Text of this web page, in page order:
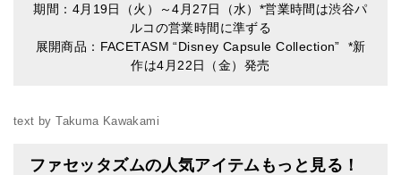
期間：4月19日（火）～4月27日（水）*営業時間は渋谷パ
ルコの営業時間に準ずる
展開商品：FACETASM “Disney Capsule Collection” *新
作は4月22日（金）発売
text by Takuma Kawakami
ファセッタズムの人気アイテムもっと見る！